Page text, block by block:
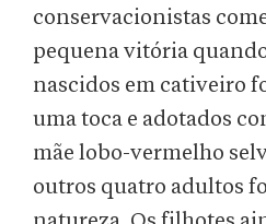
conservacionistas
pequena vitória
nascidos em cativeiro
uma toca e adotados
mãe lobo-vermelho
outros quatro adultos